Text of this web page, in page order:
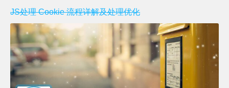
JS处理 Cookie 流程详解及处理优化